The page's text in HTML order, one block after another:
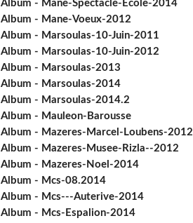
Album - Mane-Spectacle-Ecole-2014
Album - Mane-Voeux-2012
Album - Marsoulas-10-Juin-2011
Album - Marsoulas-10-Juin-2012
Album - Marsoulas-2013
Album - Marsoulas-2014
Album - Marsoulas-2014.2
Album - Mauleon-Barousse
Album - Mazeres-Marcel-Loubens-2012
Album - Mazeres-Musee-Rizla--2012
Album - Mazeres-Noel-2014
Album - Mcs-08.2014
Album - Mcs---Auterive-2014
Album - Mcs-Espalion-2014